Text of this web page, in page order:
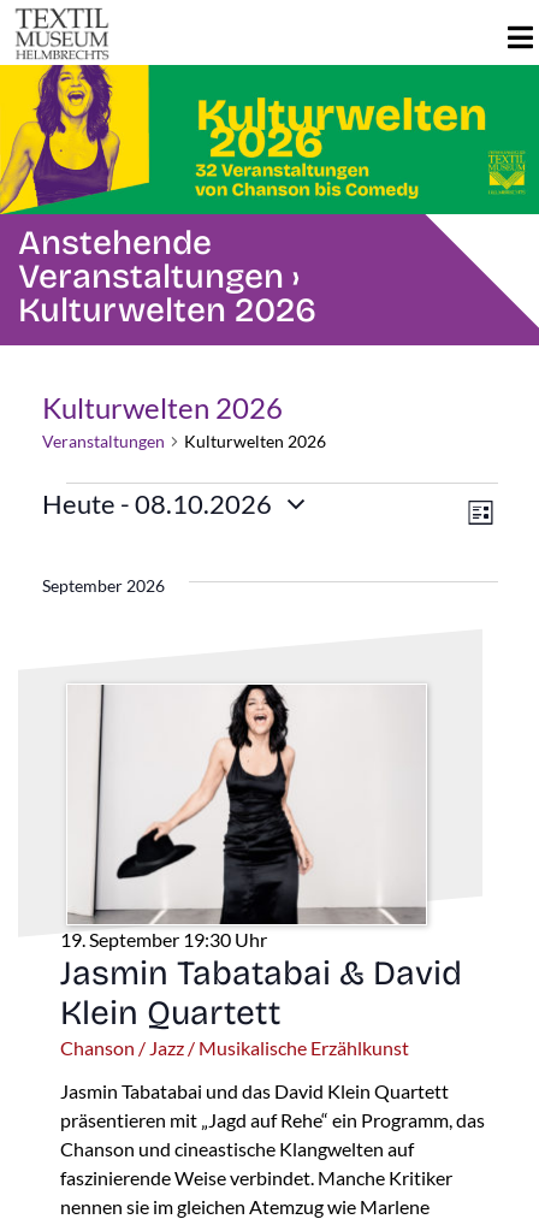
Anstehende
Veranstaltungen ›
Kulturwelten 2026
Kulturwelten 2026
Veranstaltungen Kulturwelten 2026
Veranstaltungen Liste
Heute - 08.10.2026
September 2026
19. September 19:30 Uhr
Jasmin Tabatabai & David
Klein Quartett
Chanson / Jazz / Musikalische Erzählkunst
Jasmin Tabatabai und das David Klein Quartett
präsentieren mit „Jagd auf Rehe“ ein Programm, das
Chanson und cineastische Klangwelten auf
faszinierende Weise verbindet. Manche Kritiker
nennen sie im gleichen Atemzug wie Marlene